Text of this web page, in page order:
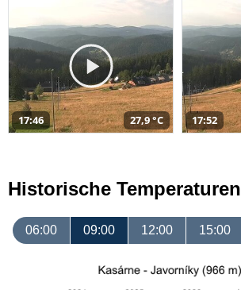
17:46 27,9 °C 17:52
Historische Temperaturen
06:00 09:00 12:00 15:00